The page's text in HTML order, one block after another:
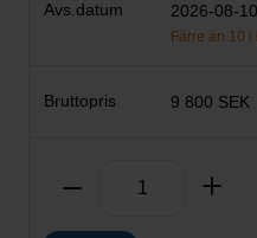
2026-08-10
Färre än 10 i
9 800 SEK
Ta bort